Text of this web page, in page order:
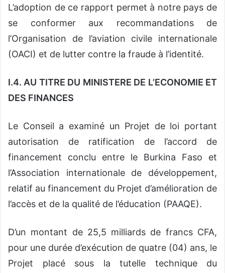
L’adoption de ce rapport permet à notre pays de
se conformer aux recommandations de
l’Organisation de l’aviation civile internationale
(OACI) et de lutter contre la fraude à l’identité.
I.4. AU TITRE DU MINISTERE DE L’ECONOMIE ET
DES FINANCES
Le Conseil a examiné un Projet de loi portant
autorisation de ratification de l’accord de
financement conclu entre le Burkina Faso et
l’Association internationale de développement,
relatif au financement du Projet d’amélioration de
l’accès et de la qualité de l’éducation (PAAQE).
D’un montant de 25,5 milliards de francs CFA,
pour une durée d’exécution de quatre (04) ans, le
Projet placé sous la tutelle technique du